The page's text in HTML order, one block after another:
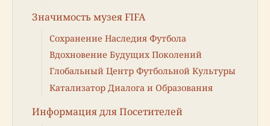
Значимость музея FIFA
Сохранение Наследия Футбола
Вдохновение Будущих Поколений
Глобальный Центр Футбольной Культуры
Катализатор Диалога и Образования
Информация для Посетителей